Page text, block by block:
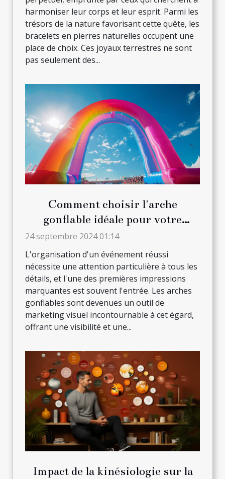
harmoniser leur corps et leur esprit. Parmi les
trésors de la nature favorisant cette quête, les
bracelets en pierres naturelles occupent une
place de choix. Ces joyaux terrestres ne sont
pas seulement des...
Comment choisir l'arche
gonflable idéale pour votre
prochain événement
24 septembre 2024 01:14
L'organisation d'un événement réussi
nécessite une attention particulière à tous les
détails, et l'une des premières impressions
marquantes est souvent l'entrée. Les arches
gonflables sont devenues un outil de
marketing visuel incontournable à cet égard,
offrant une visibilité et une...
Impact de la kinésiologie sur la